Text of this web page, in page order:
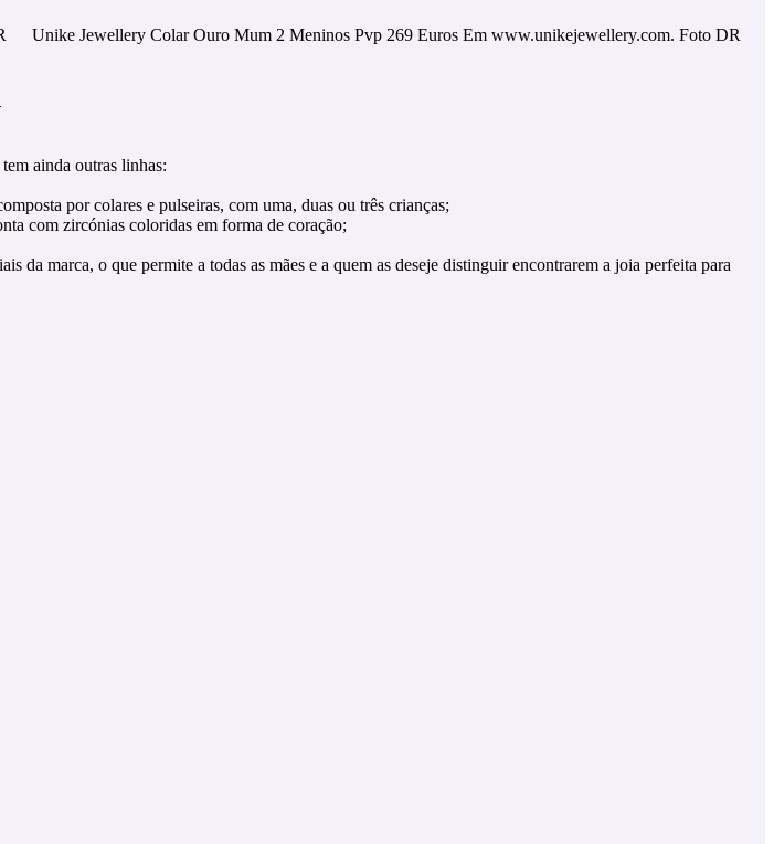
Unike Jewellery Colar Ouro Mum 2 Meninos Pvp 269 Euros Em www.unikejewellery.com. Foto DR
ainda outras linhas:
por colares e pulseiras, com uma, duas ou três crianças;
com zircónias coloridas em forma de coração;
marca, o que permite a todas as mães e a quem as deseje distinguir encontrarem a joia perfeita para